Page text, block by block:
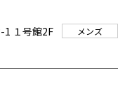
1 １号館2F
メンズ